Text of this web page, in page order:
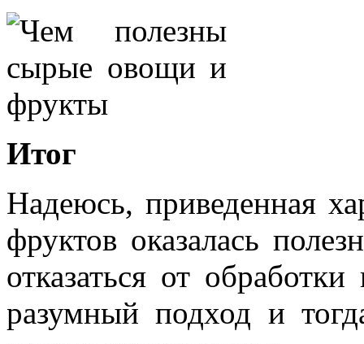
Итог
Надеюсь, приведенная
фруктов оказалась
отказаться от
разумный подход и